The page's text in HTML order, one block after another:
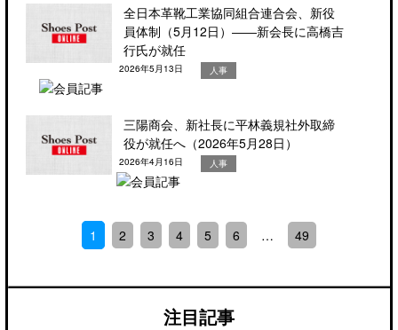
全日本革靴工業協同組合連合会、新役
員体制（5月12日）――新会長に高橋吉
行氏が就任
2026年5月13日 人事
三陽商会、新社長に平林義規社外取締
役が就任へ（2026年5月28日）
2026年4月16日 人事
1 2 3 4 5 6 … 49
注目記事